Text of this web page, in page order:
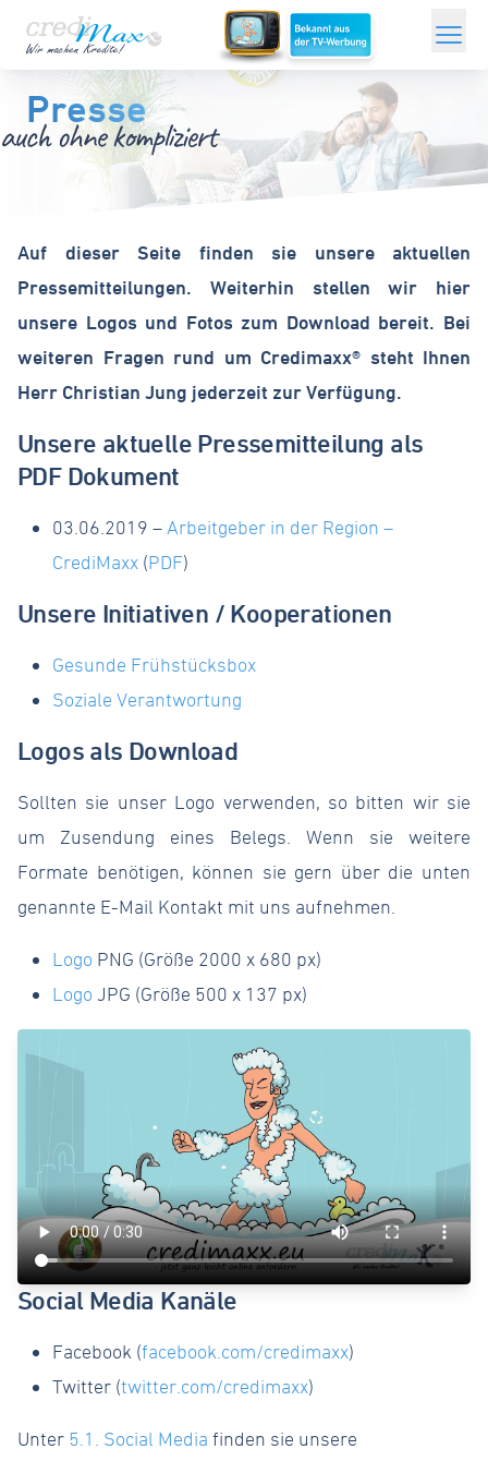
Zum
Hauptinhalt
Sofortkredit
ONLINEKREDITE
Kredit ohne Schufa
Minikredit
Umschuldungskredit
Modernisierungskredit
Grundschulddarlehen
Kredit für Selbstständige
Erfolge
Presse
Auf dieser Seite finden sie unsere aktuellen
Pressemitteilungen. Weiterhin stellen wir hier
unsere Logos und Fotos zum Download bereit. Bei
weiteren Fragen rund um Credimaxx® steht Ihnen
Herr Christian Jung jederzeit zur Verfügung.
Unsere aktuelle Pressemitteilung als
PDF Dokument
03.06.2019 – Arbeitgeber in der Region –
CrediMaxx (PDF)
Unsere Initiativen / Kooperationen
Gesunde Frühstücksbox
Soziale Verantwortung
Logos als Download
Sollten sie unser Logo verwenden, so bitten wir sie
um Zusendung eines Belegs. Wenn sie weitere
Formate benötigen, können sie gern über die unten
genannte E-Mail Kontakt mit uns aufnehmen.
Logo PNG (Größe 2000 x 680 px)
Logo JPG (Größe 500 x 137 px)
Social Media Kanäle
Facebook (facebook.com/credimaxx)
Twitter (twitter.com/credimaxx)
Unter 5.1. Social Media finden sie unsere